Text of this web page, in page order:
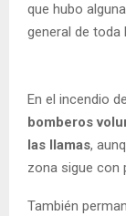
que hubo
general de toda
En el incendio
bomberos
las llamas,
zona sigue con
También